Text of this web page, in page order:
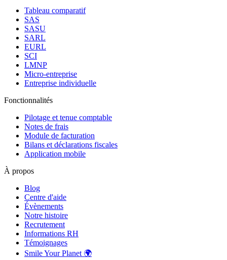
Tableau comparatif
SAS
SASU
SARL
EURL
SCI
LMNP
Micro-entreprise
Entreprise individuelle
Fonctionnalités
Pilotage et tenue comptable
Notes de frais
Module de facturation
Bilans et déclarations fiscales
Application mobile
À propos
Blog
Centre d'aide
Évènements
Notre histoire
Recrutement
Informations RH
Témoignages
Smile Your Planet 🌍